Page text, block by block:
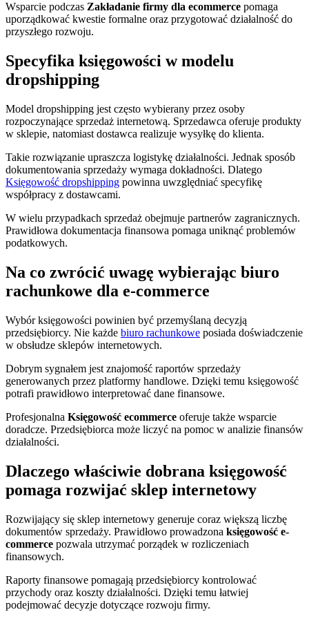
Wsparcie podczas Zakładanie firmy dla ecommerce pomaga
uporządkować kwestie formalne oraz przygotować działalność do
przyszłego rozwoju.
Specyfika księgowości w modelu
dropshipping
Model dropshipping jest często wybierany przez osoby
rozpoczynające sprzedaż internetową. Sprzedawca oferuje produkty
w sklepie, natomiast dostawca realizuje wysyłkę do klienta.
Takie rozwiązanie upraszcza logistykę działalności. Jednak sposób
dokumentowania sprzedaży wymaga dokładności. Dlatego
Księgowość dropshipping powinna uwzględniać specyfikę
współpracy z dostawcami.
W wielu przypadkach sprzedaż obejmuje partnerów zagranicznych.
Prawidłowa dokumentacja finansowa pomaga uniknąć problemów
podatkowych.
Na co zwrócić uwagę wybierając biuro
rachunkowe dla e-commerce
Wybór księgowości powinien być przemyślaną decyzją
przedsiębiorcy. Nie każde biuro rachunkowe posiada doświadczenie
w obsłudze sklepów internetowych.
Dobrym sygnałem jest znajomość raportów sprzedaży
generowanych przez platformy handlowe. Dzięki temu księgowość
potrafi prawidłowo interpretować dane finansowe.
Profesjonalna Księgowość ecommerce oferuje także wsparcie
doradcze. Przedsiębiorca może liczyć na pomoc w analizie finansów
działalności.
Dlaczego właściwie dobrana księgowość
pomaga rozwijać sklep internetowy
Rozwijający się sklep internetowy generuje coraz większą liczbę
dokumentów sprzedaży. Prawidłowo prowadzona księgowość e-
commerce pozwala utrzymać porządek w rozliczeniach
finansowych.
Raporty finansowe pomagają przedsiębiorcy kontrolować
przychody oraz koszty działalności. Dzięki temu łatwiej
podejmować decyzje dotyczące rozwoju firmy.